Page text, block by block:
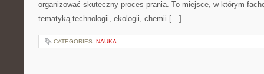
organizować skuteczny proces prania. To miejsce, w którym
tematyką technologii, ekologii, chemii […]
CATEGORIES: NAUKA